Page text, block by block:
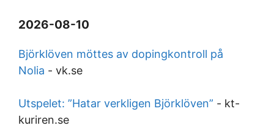
2026-08-10
Björklöven möttes av dopingkontroll på
Nolia - vk.se
Utspelet: ”Hatar verkligen Björklöven” - kt-
kuriren.se